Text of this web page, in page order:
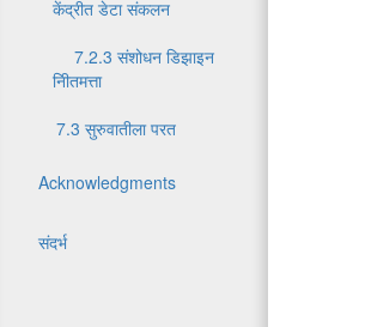
केंद्रीत डेटा संकलन
7.2.3 संशोधन डिझाइन
नीितमत्ता
7.3 सुरुवातीला परत
Acknowledgments
संदर्भ